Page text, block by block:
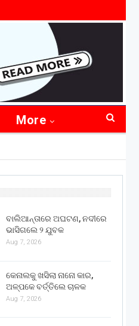
More
ବାଲିଆନ୍ତାରେ ଅଘଟଣ, ନଦୀରେ
ଭାସିଗଲେ ୨ ଯୁବକ
Aug 7, 2026
କେନାଲକୁ ଖସିଲା ନାନୋ କାର,
ଅଳ୍ପକେ ବର୍ତ୍ତିଲେ ଚାଳକ
Aug 7, 2026